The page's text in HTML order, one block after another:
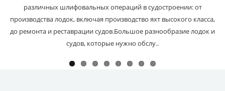
различных шлифовальных операций в судостроении: от
производства лодок, включая производство яхт высокого класса,
до ремонта и реставрации судов.Большое разнообразие лодок и
судов, которые нужно обслу..